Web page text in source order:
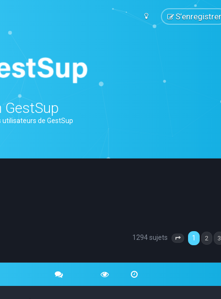
S’enregistrer
GestSup
de GestSup
1294 sujets Page 1 sur 52
1 2 3